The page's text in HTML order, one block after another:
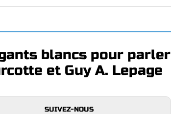
blancs pour parler
et Guy A. Lepage
SUIVEZ-NOUS